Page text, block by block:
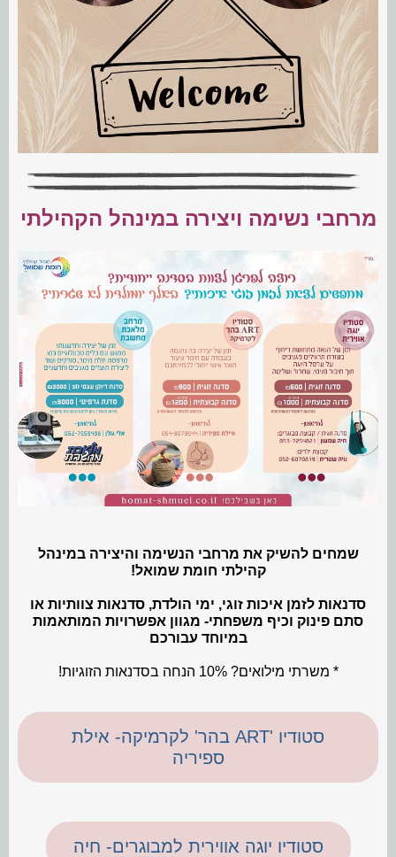
מרחבי נשימה ויצירה במינהל הקהילתי
שמחים להשיק את מרחבי הנשימה והיצירה במינהל
קהילתי חומת שמואל!
סדנאות לזמן איכות זוגי, ימי הולדת, סדנאות צוותיות או
סתם פינוק וכיף משפחתי- מגוון אפשרויות המותאמות
במיוחד עבורכם️
* משרתי מילואים? 10% הנחה בסדנאות הזוגיות!
סטודיו 'ART בהר' לקרמיקה- אילת
ספיריה
סטודיו יוגה אווירית למבוגרים- חיה